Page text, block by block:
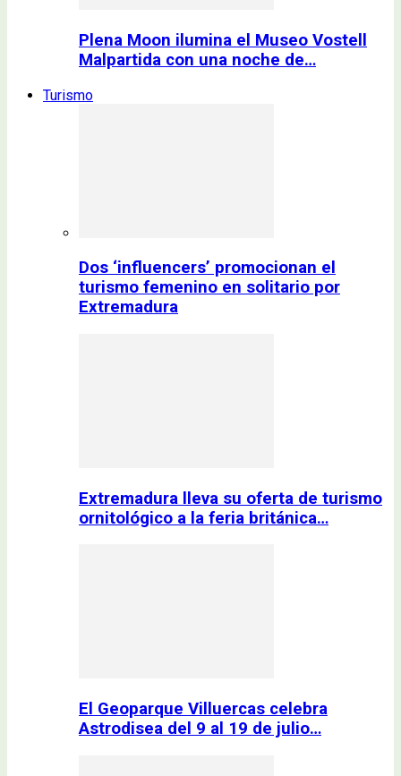
Plena Moon ilumina el Museo Vostell
Malpartida con una noche de…
Turismo
Dos ‘influencers’ promocionan el
turismo femenino en solitario por
Extremadura
Extremadura lleva su oferta de turismo
ornitológico a la feria británica…
El Geoparque Villuercas celebra
Astrodisea del 9 al 19 de julio…